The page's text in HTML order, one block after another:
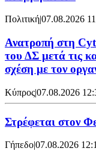
Πολιτική|07.08.2026
Ανατροπή στη
του ΔΣ μετά τις
σχέση με τον
Κύπρος|07.08.2026
Στρέφεται στον
Γήπεδο|07.08.2026